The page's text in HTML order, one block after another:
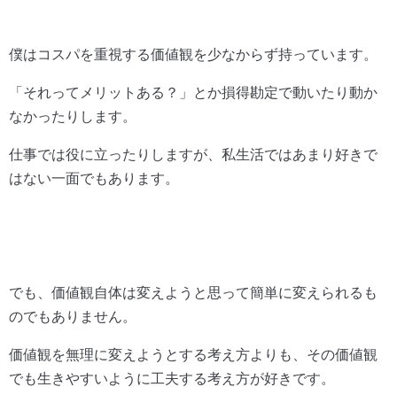
僕はコスパを重視する価値観を少なからず持っています。
「それってメリットある？」とか損得勘定で動いたり動か
なかったりします。
仕事では役に立ったりしますが、私生活ではあまり好きで
はない一面でもあります。
でも、価値観自体は変えようと思って簡単に変えられるも
のでもありません。
価値観を無理に変えようとする考え方よりも、その価値観
でも生きやすいように工夫する考え方が好きです。